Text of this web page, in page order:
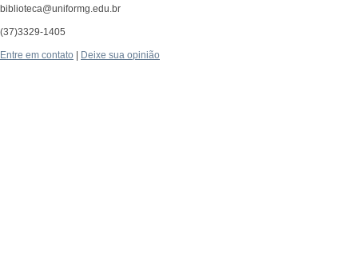
biblioteca@uniformg.edu.br
(37)3329-1405
Entre em contato Deixe sua opinião